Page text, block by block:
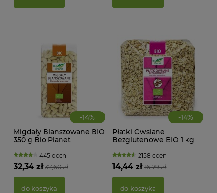
-14%
Migdały Blanszowane BIO
350 g Bio Planet
445 ocen
37,60 zł
32,34 zł
do koszyka
-14%
Płatki Owsiane
Bezglutenowe BIO 1 kg
2158 ocen
16,79 zł
14,44 zł
do koszyka